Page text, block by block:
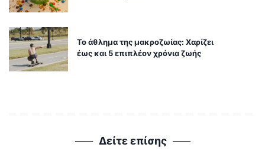
Το άθλημα της μακροζωίας: Χαρίζει
έως και 5 επιπλέον χρόνια ζωής
Δείτε επίσης